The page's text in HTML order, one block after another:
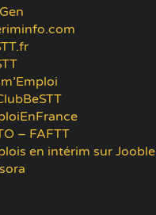
– FAFTT
en intérim sur Jooble